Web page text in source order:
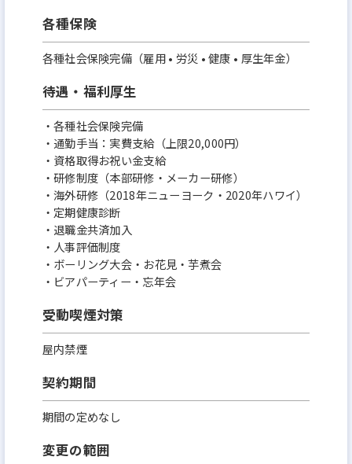
各種保険
各種社会保険完備（雇用 • 労災 • 健康 • 厚生年金）
待遇・福利厚生
・各種社会保険完備
・通勤手当：実費支給（上限20,000円）
・資格取得お祝い金支給
・研修制度（本部研修・メーカー研修）
・海外研修（2018年ニューヨーク・2020年ハワイ）
・定期健康診断
・退職金共済加入
・人事評価制度
・ボーリング大会・お花見・芋煮会
・ビアパーティー・忘年会
受動喫煙対策
屋内禁煙
契約期間
期間の定めなし
変更の範囲